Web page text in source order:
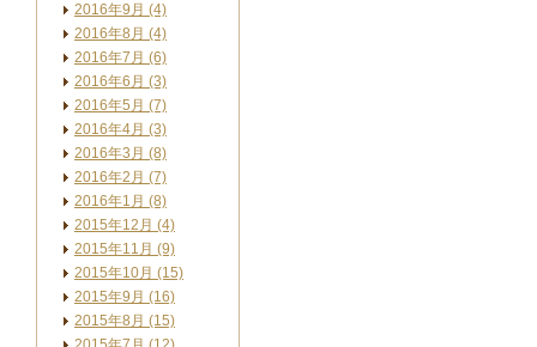
2016年9月 (4)
2016年8月 (4)
2016年7月 (6)
2016年6月 (3)
2016年5月 (7)
2016年4月 (3)
2016年3月 (8)
2016年2月 (7)
2016年1月 (8)
2015年12月 (4)
2015年11月 (9)
2015年10月 (15)
2015年9月 (16)
2015年8月 (15)